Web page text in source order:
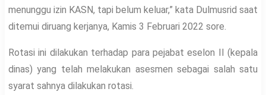
menunggu izin KASN, tapi belum keluar,” kata Dulmusrid saat
ditemui diruang kerjanya, Kamis 3 Februari 2022 sore.
Rotasi ini dilakukan terhadap para pejabat eselon II (kepala
dinas) yang telah melakukan asesmen sebagai salah satu
syarat sahnya dilakukan rotasi.